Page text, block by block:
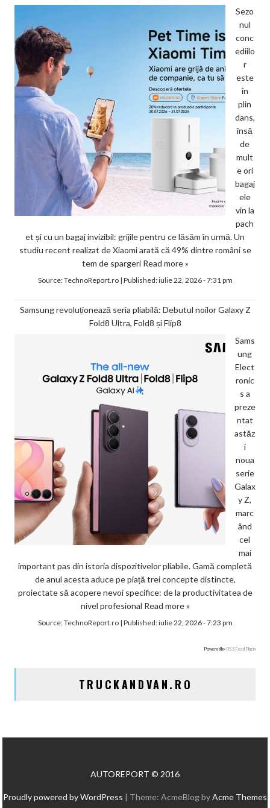
Sezo
nul
conc
ediilo
r
este
în
plin
dans,
însă
de
mult
e ori
bagaj
ele
vin la
pach
et și cu un bagaj invizibil: grijile pentru ce lăsăm în urmă. Un
studiu recent realizat de Xiaomi arată că 49% dintre români se
tem de spargeri Read more »
Source:TechnoReport.ro| Published:iulie 22, 2026 - 7:31 pm
Samsung revoluționează seria pliabilă: Debutul noilor Galaxy Z
Fold8 Ultra, Fold8 și Flip8
Sams
ung
Elect
ronic
s a
preze
ntat
astăz
i
noua
serie
Galax
y Z,
marc
ând
cel
mai
important pas din istoria dispozitivelor pliabile. Gamă completă
de anul acesta aduce pe piață trei concepte distincte,
proiectate să acopere nevoi specifice: de la productivitatea de
nivel profesional Read more »
Source:TechnoReport.ro| Published:iulie 22, 2026 - 7:23 pm
Powered by RSS Feed Plugin
TRUCKANDVAN.RO
AUTOREPORT © 2016
Proudly powered by WordPress | Theme: AcmeBlog byAcme Themes